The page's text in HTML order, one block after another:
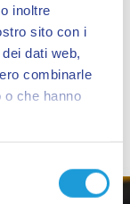
inoltre
sito con i
dati web,
combinarle
o che hanno